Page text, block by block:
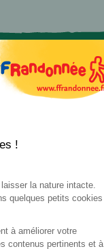
!
la nature intacte.
quelques petits cookies
à améliorer votre
contenus pertinents et à